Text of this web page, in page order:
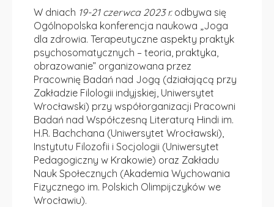
W dniach 19-21 czerwca 2023 r.odbywa się
Ogólnopolska konferencja naukowa „ Joga
dla zdrowia. Terapeutyczne aspekty praktyk
psychosomatycznych – teoria, praktyka,
obrazowanie” organizowana przez
Pracownię Badań nad Jogą (działającą przy
Zakładzie Filologii indyjskiej, Uniwersytet
Wrocławski) przy współorganizacji Pracowni
Badań nad Współczesną Literaturą Hindi im.
H.R. Bachchana (Uniwersytet Wrocławski),
Instytutu Filozofii i Socjologii (Uniwersytet
Pedagogiczny w Krakowie) oraz Zakładu
Nauk Społecznych (Akademia Wychowania
Fizycznego im. Polskich Olimpijczyków we
Wrocławiu).